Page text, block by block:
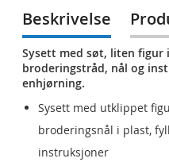
Beskrivelse
Sysett med søt, liten figur
broderingstråd, nål og
enhjørning.
Sysett med utklippet
broderingsnål i plast,
instruksjoner